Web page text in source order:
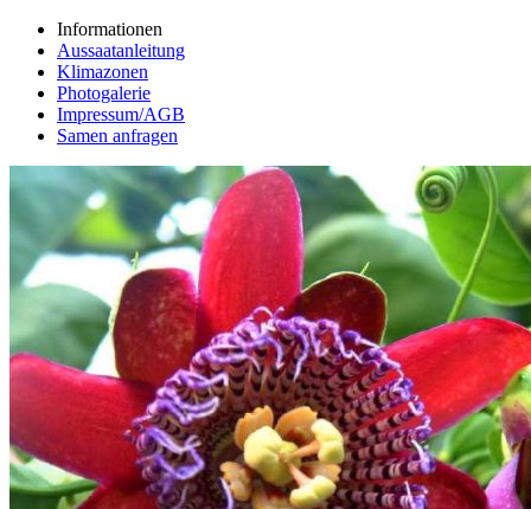
Informationen
Aussaatanleitung
Klimazonen
Photogalerie
Impressum/AGB
Samen anfragen